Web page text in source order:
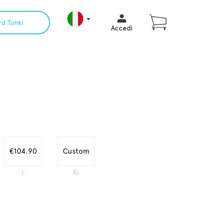
Tonki
Accedi
€104.90
L
Custom
XL